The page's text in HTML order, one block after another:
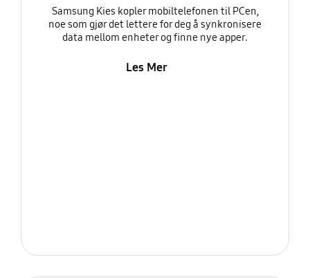
Samsung Kies kopler mobiltelefonen til PCen,
noe som gjør det lettere for deg å synkronisere
data mellom enheter og finne nye apper.
Les Mer